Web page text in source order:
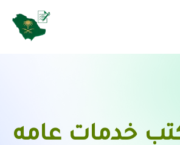
خدمات عامه